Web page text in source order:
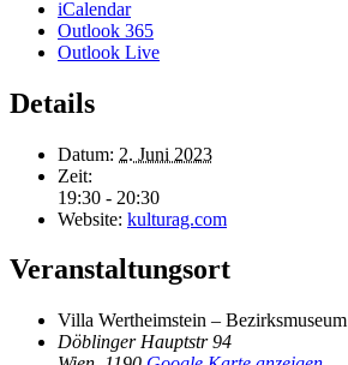
iCalendar
Outlook 365
Outlook Live
Details
Datum: 2. Juni 2023
Zeit:
19:30 - 20:30
Website: kulturag.com
Veranstaltungsort
Villa Wertheimstein – Bezirksmuseum
Döblinger Hauptstr 94